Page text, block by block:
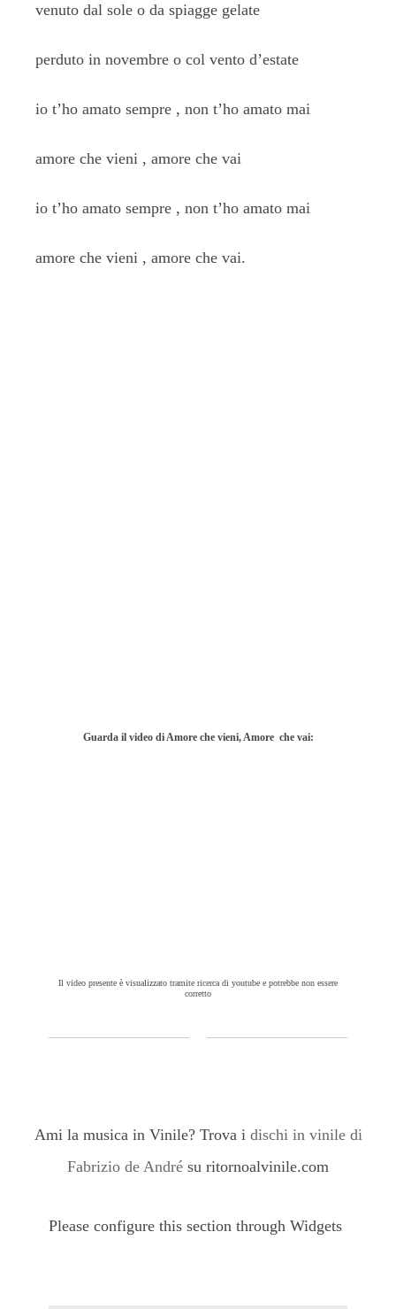
venuto dal sole o da spiagge gelate
perduto in novembre o col vento d’estate
io t’ho amato sempre , non t’ho amato mai
amore che vieni , amore che vai
io t’ho amato sempre , non t’ho amato mai
amore che vieni , amore che vai.
Guarda il video di Amore che vieni, Amore che vai:
Il video presente è visualizzato tramite ricerca di youtube e potrebbe non essere
corretto
Ami la musica in Vinile? Trova i dischi in vinile di
Fabrizio de André su ritornoalvinile.com
Please configure this section through Widgets